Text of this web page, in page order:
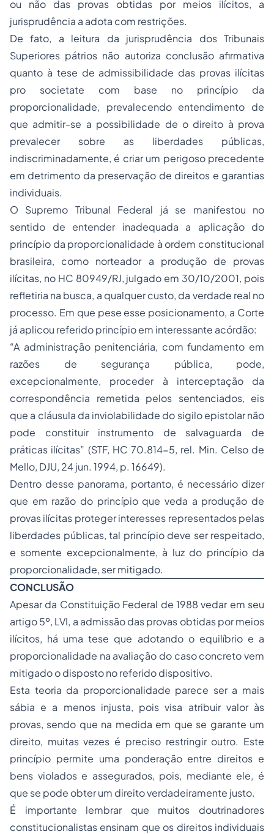
ou não das provas obtidas por meios ilícitos, a
jurisprudência a adota com restrições.
De fato, a leitura da jurisprudência dos Tribunais
Superiores pátrios não autoriza conclusão afirmativa
quanto à tese de admissibilidade das provas ilícitas
pro societate com base no princípio da
proporcionalidade, prevalecendo entendimento de
que admitir-se a possibilidade de o direito à prova
prevalecer sobre as liberdades públicas,
indiscriminadamente, é criar um perigoso precedente
em detrimento da preservação de direitos e garantias
individuais.
O Supremo Tribunal Federal já se manifestou no
sentido de entender inadequada a aplicação do
princípio da proporcionalidade à ordem constitucional
brasileira, como norteador a produção de provas
ilícitas, no HC 80949/RJ, julgado em 30/10/2001, pois
refletiria na busca, a qualquer custo, da verdade real no
processo. Em que pese esse posicionamento, a Corte
já aplicou referido princípio em interessante acórdão:
“A administração penitenciária, com fundamento em
razões de segurança pública, pode,
excepcionalmente, proceder à interceptação da
correspondência remetida pelos sentenciados, eis
que a cláusula da inviolabilidade do sigilo epistolar não
pode constituir instrumento de salvaguarda de
práticas ilícitas” (STF, HC 70.814-5, rel. Min. Celso de
Mello, DJU, 24 jun. 1994, p. 16649).
Dentro desse panorama, portanto, é necessário dizer
que em razão do princípio que veda a produção de
provas ilícitas proteger interesses representados pelas
liberdades públicas, tal princípio deve ser respeitado,
e somente excepcionalmente, à luz do princípio da
proporcionalidade, ser mitigado.
CONCLUSÃO
Apesar da Constituição Federal de 1988 vedar em seu
artigo 5º, LVI, a admissão das provas obtidas por meios
ilícitos, há uma tese que adotando o equilíbrio e a
proporcionalidade na avaliação do caso concreto vem
mitigado o disposto no referido dispositivo.
Esta teoria da proporcionalidade parece ser a mais
sábia e a menos injusta, pois visa atribuir valor às
provas, sendo que na medida em que se garante um
direito, muitas vezes é preciso restringir outro. Este
princípio permite uma ponderação entre direitos e
bens violados e assegurados, pois, mediante ele, é
que se pode obter um direito verdadeiramente justo.
É importante lembrar que muitos doutrinadores
constitucionalistas ensinam que os direitos individuais